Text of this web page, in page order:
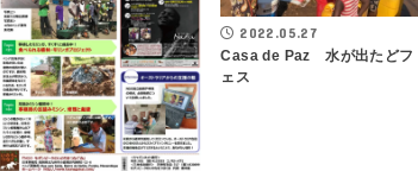
2022.05.27
Casa de Paz 水が出たどフ
ェス